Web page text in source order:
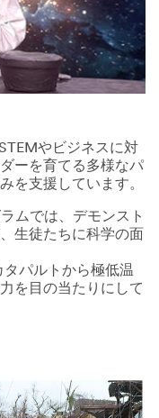
やビジネスに対
ーを育てる多様なパ
を支援しています。
ムでは、デモンスト
生徒たちに科学の面
パルトから極低温
を目の当たりにして